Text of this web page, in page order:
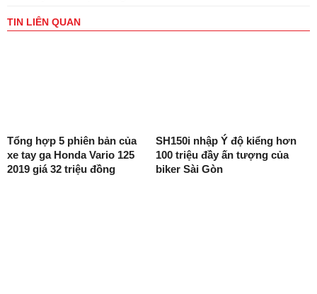
TIN LIÊN QUAN
Tổng hợp 5 phiên bản của
xe tay ga Honda Vario 125
2019 giá 32 triệu đồng
SH150i nhập Ý độ kiểng hơn
100 triệu đầy ấn tượng của
biker Sài Gòn